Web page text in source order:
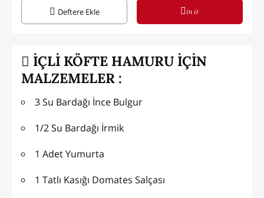
Deftere Ekle in it
İÇLİ KÖFTE HAMURU İÇİN
MALZEMELER :
3 Su Bardağı İnce Bulgur
1/2 Su Bardağı İrmik
1 Adet Yumurta
1 Tatlı Kasığı Domates Salçası